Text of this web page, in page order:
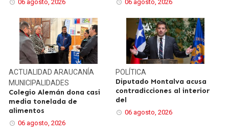
06 agosto, 2026 06 agosto, 2026
ACTUALIDADARAUCANÍA
MUNICIPALIDADES
Colegio Alemán dona casi
media tonelada de
alimentos
06 agosto, 2026
POLÍTICA
Diputado Montalva acusa
contradicciones al interior
del
06 agosto, 2026